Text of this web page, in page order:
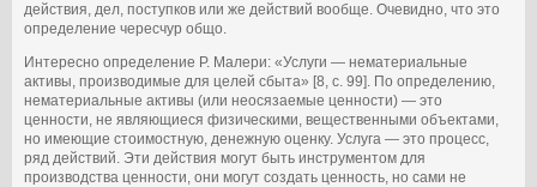
действия, дел, поступков или же действий вообще. Очевидно, что это
определение чересчур общо.
Интересно определение Р. Малери: «Услуги — нематериальные
активы, производимые для целей сбыта» [8, с. 99]. По определению,
нематериальные активы (или неосязаемые ценности) — это
ценности, не являющиеся физическими, вещественными объектами,
но имеющие стоимостную, денежную оценку. Услуга — это процесс,
ряд действий. Эти действия могут быть инструментом для
производства ценности, они могут создать ценность, но сами не